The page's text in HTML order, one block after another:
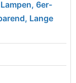
6er-
Lange